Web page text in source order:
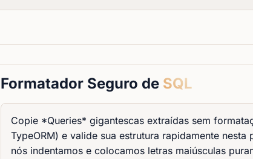
Formatador Seguro de SQL
Copie *Queries* gigantescas extraídas sem
TypeORM) e valide sua estrutura rapidamente
nós indentamos e colocamos letras maiúsculas